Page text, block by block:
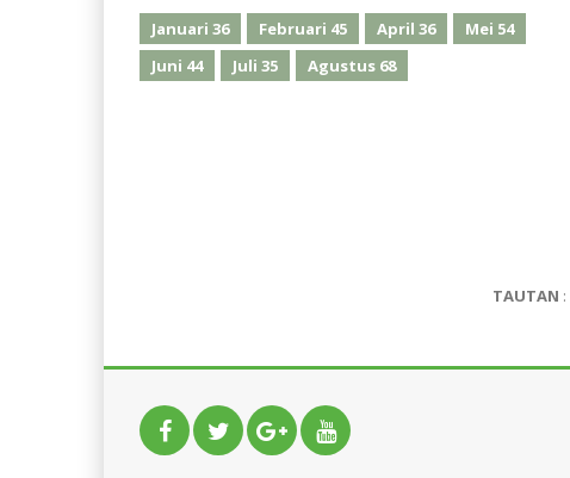
Januari 36 Februari 45 April 36 Mei 54
Juni 44 Juli 35 Agustus 68
TAUTAN :